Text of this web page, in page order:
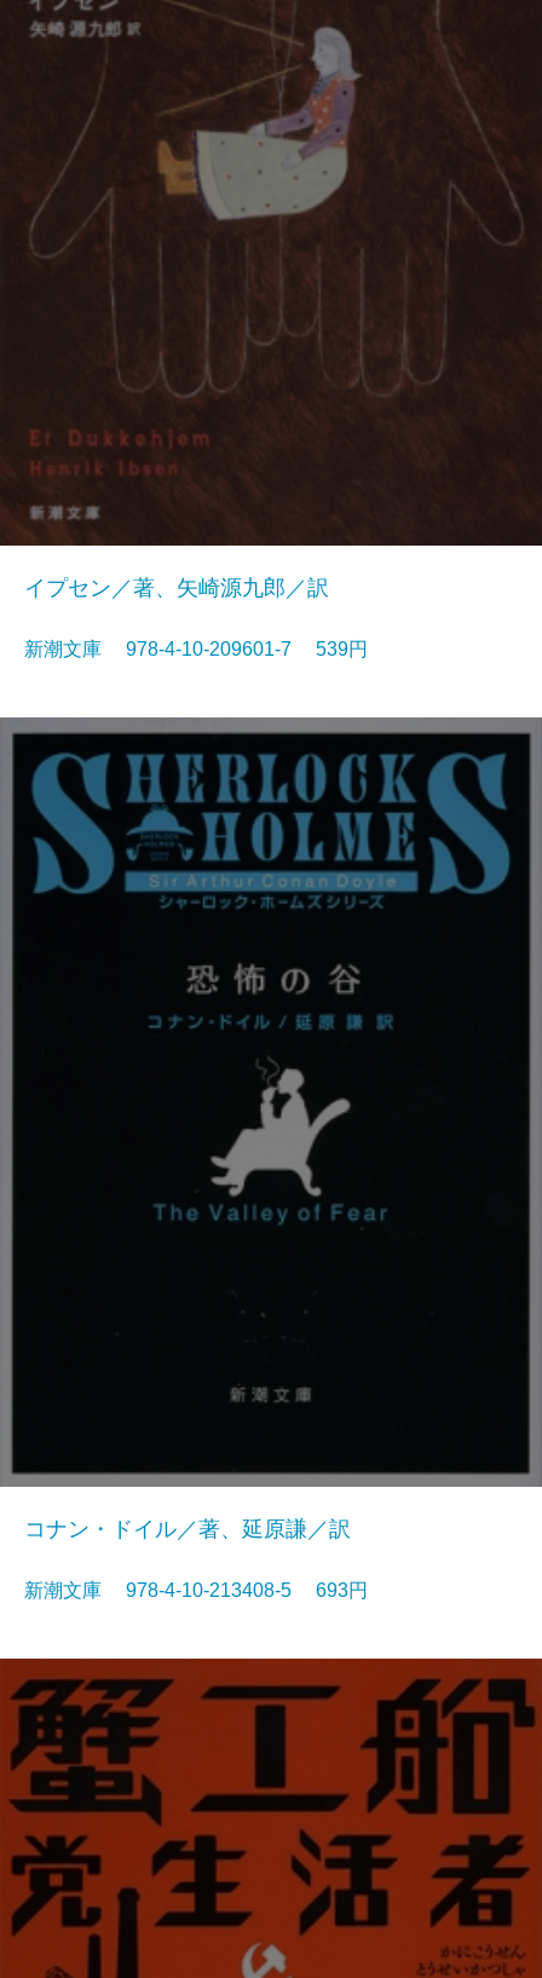
イプセン／著、矢崎源九郎／訳
新潮文庫 978-4-10-209601-7 539円
コナン・ドイル／著、延原謙／訳
新潮文庫 978-4-10-213408-5 693円